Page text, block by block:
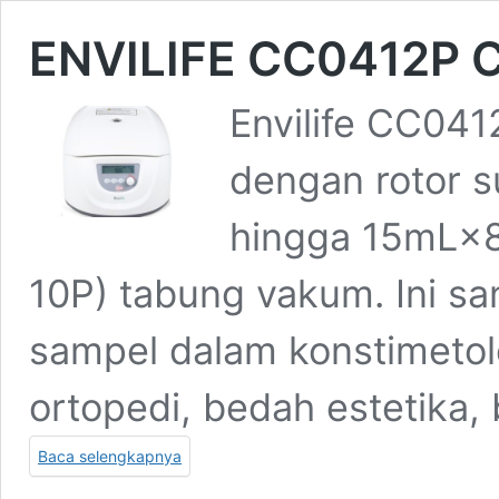
ENVILIFE CC0412P
Envilife
dengan rotor
hingga
10P) tabung vakum. Ini
sampel dalam
ortopedi, bedah estetika,
Baca selengkapnya